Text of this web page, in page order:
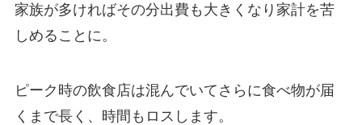
家族が多ければその分出費も大きくなり家計を苦
しめることに。
ピーク時の飲食店は混んでいてさらに食べ物が届
くまで長く、時間もロスします。